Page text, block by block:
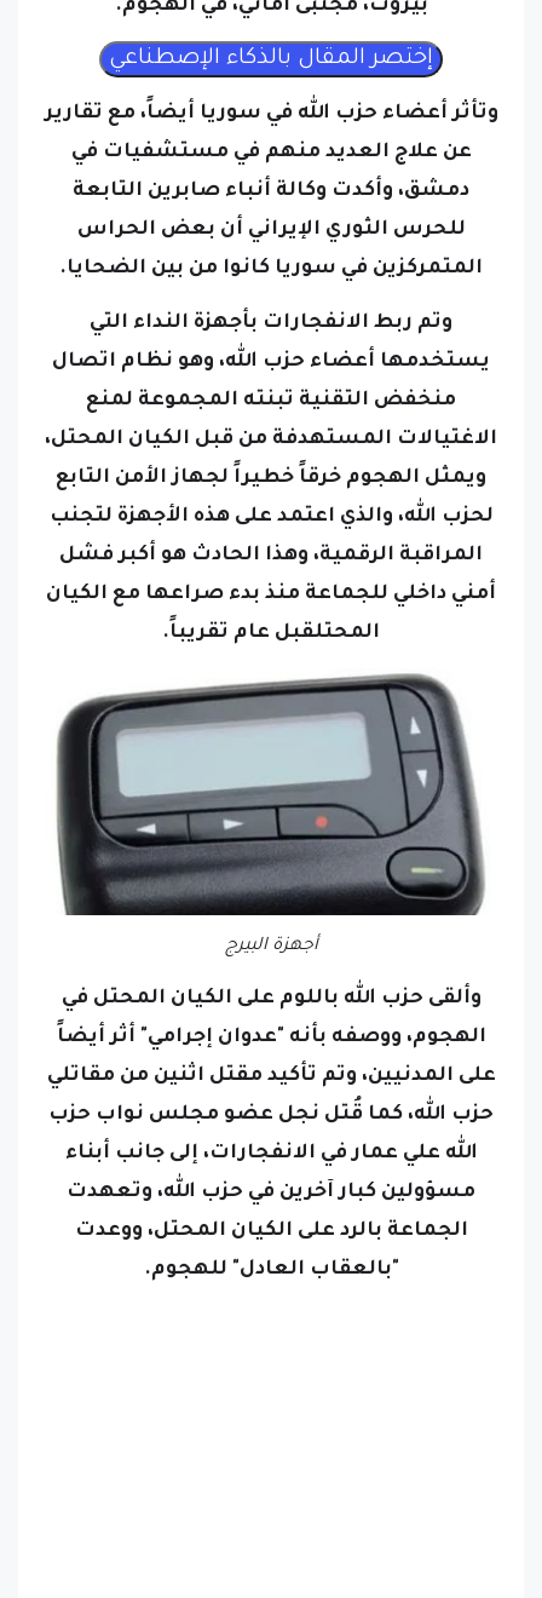
بيروت، مجتبى أماني، في الهجوم.
وتأثر أعضاء حزب الله في سوريا أيضاً، مع تقارير
عن علاج العديد منهم في مستشفيات في
دمشق، وأكدت وكالة أنباء صابرين التابعة
للحرس الثوري الإيراني أن بعض الحراس
المتمركزين في سوريا كانوا من بين الضحايا.
وتم ربط الانفجارات بأجهزة النداء التي
يستخدمها أعضاء حزب الله، وهو نظام اتصال
منخفض التقنية تبنته المجموعة لمنع
الاغتيالات المستهدفة من قبل الكيان المحتل،
ويمثل الهجوم خرقاً خطيراً لجهاز الأمن التابع
لحزب الله، والذي اعتمد على هذه الأجهزة لتجنب
المراقبة الرقمية، وهذا الحادث هو أكبر فشل
أمني داخلي للجماعة منذ بدء صراعها مع الكيان
المحتلقبل عام تقريباً.
أجهزة البيرج
وألقى حزب الله باللوم على الكيان المحتل في
الهجوم، ووصفه بأنه "عدوان إجرامي" أثر أيضاً
على المدنيين، وتم تأكيد مقتل اثنين من مقاتلي
حزب الله، كما قُتل نجل عضو مجلس نواب حزب
الله علي عمار في الانفجارات، إلى جانب أبناء
مسؤولين كبار آخرين في حزب الله، وتعهدت
الجماعة بالرد على الكيان المحتل، ووعدت
"بالعقاب العادل" للهجوم.